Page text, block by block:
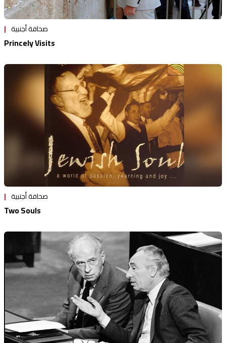
صحافة أجنبية
Princely Visits
صحافة أجنبية
Two Souls